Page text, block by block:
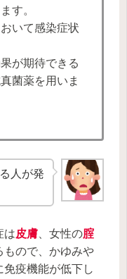
す。
いて感染症状
が期待できる
菌薬を用いま
人が発
は皮膚 、女性の腟
もので、かゆみや
疫機能が低下し